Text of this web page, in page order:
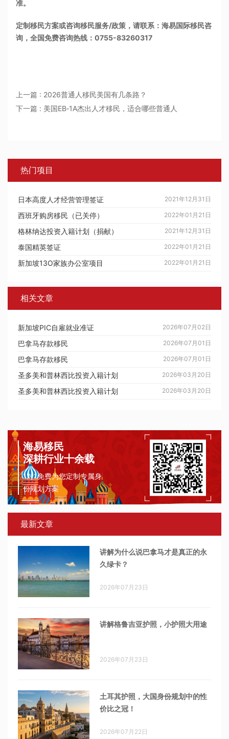
准。
定制移民方案或咨询移民服务/政策，请联系：海易国际移民咨
询，全国免费咨询热线：0755-83260317
上一篇 : 2026普通人移民美国有几条路？
下一篇 : 美国EB‑1A杰出人才移民，适合哪些普通人
热门项目
2021年12月31日
日本高度人才经营管理签证
2022年01月21日
西班牙购房移民（已关停）
2021年12月31日
格林纳达投资入籍计划（捐献）
2022年01月21日
泰国精英签证
2022年01月21日
新加坡13O家族办公室项目
相关文章
2026年07月02日
新加坡PIC自雇就业准证
2026年07月01日
巴拿马存款移民
2026年07月01日
巴拿马存款移民
2026年03月20日
圣多美和普林西比投资入籍计划
2026年03月20日
圣多美和普林西比投资入籍计划
海易移民
深耕行业十余载
1对1免费为您定制专属身
份规划方案
最新文章
讲解为什么说巴拿马才是真正的永
久绿卡？
2026年07月23日
讲解格鲁吉亚护照，小护照大用途
2026年07月23日
土耳其护照，大国身份规划中的性
价比之冠！
2026年07月22日